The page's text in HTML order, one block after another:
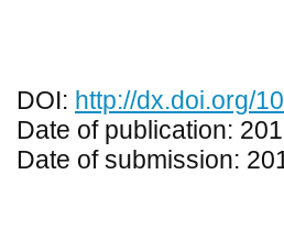
DOI: http://dx.doi.org/
Date of publication:
Date of submission: